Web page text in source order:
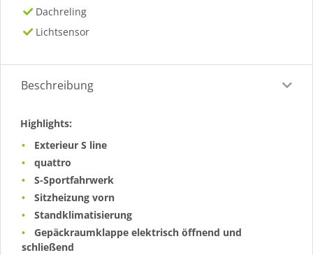
Dachreling
Lichtsensor
Beschreibung
Highlights:
Exterieur S line
quattro
S-Sportfahrwerk
Sitzheizung vorn
Standklimatisierung
Gepäckraumklappe elektrisch öffnend und
schließend